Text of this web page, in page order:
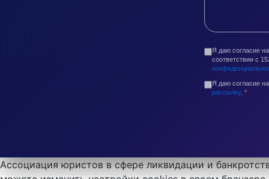
Я даю согласие
соответствии с
Я даю согласие
рассылку. *
Ассоциация юристов в сфере ликвидации и